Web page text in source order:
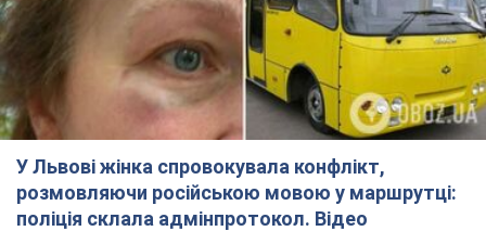
У Львові жінка спровокувала конфлікт,
розмовляючи російською мовою у маршрутці:
поліція склала адмінпротокол. Відео